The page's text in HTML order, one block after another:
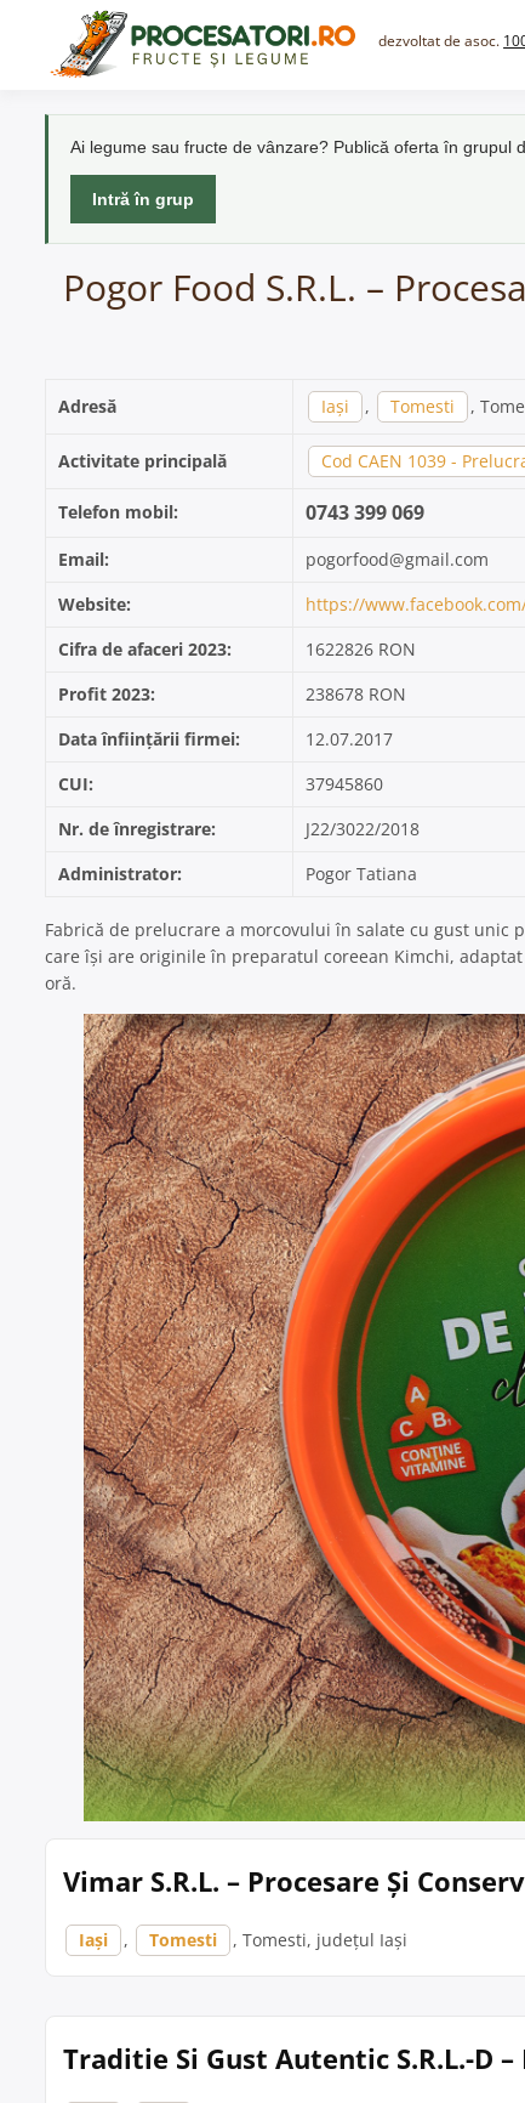
content
dezvoltat de asoc.
Ai legume sau fructe de vânzare? Publică oferta în grupul
Intră în grup
Pogor Food S.R.L. –
Adresă Iași , Tomesti ,
Activitate principală Cod CAEN 1039 -
Telefon mobil: 0743 399 069
Email:
pogorfood@gmail.com
Website:
https://
Cifra de afaceri 2023:
1622826 RON
Profit 2023:
238678 RON
Data înființării firmei:
12.07.2017
CUI:
37945860
Nr. de înregistrare:
J22/3022/2018
Administrator:
Pogor Tatiana
Fabrică de prelucrare a morcovului în salate cu gust unic
care își are originile în preparatul coreean Kimchi,
oră.
Vimar S.R.L. – Procesare Și
Iași , Tomesti , Tomesti, județul Iași
Traditie Si Gust Autentic S.R.L.-D